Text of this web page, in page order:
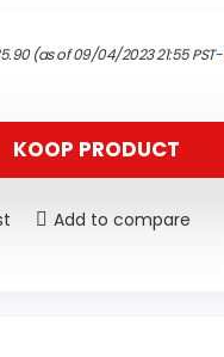
(as of 09/04/2023 21:55 PST-
KOOP PRODUCT
Add to compare